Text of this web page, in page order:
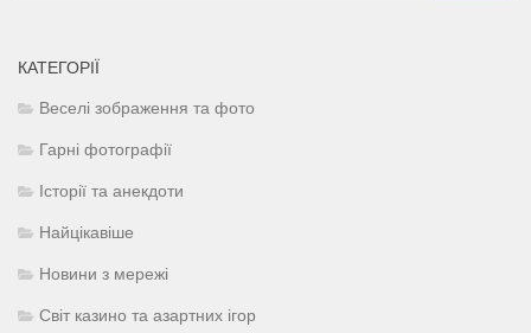
КАТЕГОРІЇ
Веселі зображення та фото
Гарні фотографії
Історії та анекдоти
Найцікавіше
Новини з мережі
Світ казино та азартних ігор